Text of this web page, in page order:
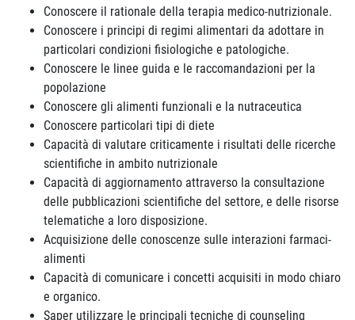
Conoscere il rationale della terapia medico-nutrizionale.
Conoscere i principi di regimi alimentari da adottare in
particolari condizioni fisiologiche e patologiche.
Conoscere le linee guida e le raccomandazioni per la
popolazione
Conoscere gli alimenti funzionali e la nutraceutica
Conoscere particolari tipi di diete
Capacità di valutare criticamente i risultati delle ricerche
scientifiche in ambito nutrizionale
Capacità di aggiornamento attraverso la consultazione
delle pubblicazioni scientifiche del settore, e delle risorse
telematiche a loro disposizione.
Acquisizione delle conoscenze sulle interazioni farmaci-
alimenti
Capacità di comunicare i concetti acquisiti in modo chiaro
e organico.
Saper utilizzare le principali tecniche di counseling